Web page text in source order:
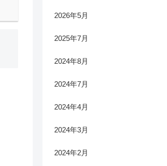
2026年5月
2025年7月
2024年8月
2024年7月
2024年4月
2024年3月
2024年2月